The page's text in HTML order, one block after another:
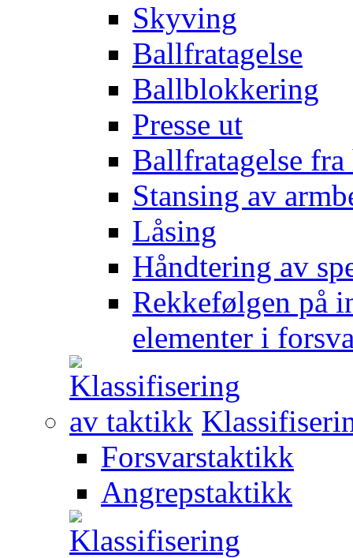
Skyving
Ballfratagelse
Ballblokkering
Presse ut
Ballfratagelse fra
Stansing av
Låsing
Håndtering av
Rekkefølgen på
elementer i
Forsvarstaktikk
Angrepstaktikk